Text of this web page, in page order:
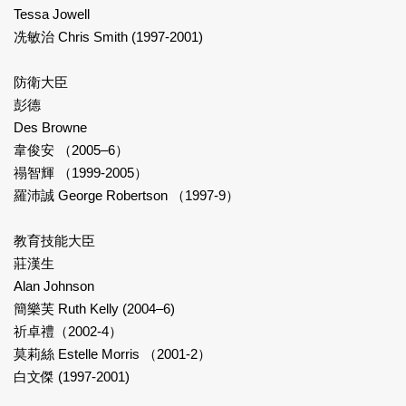
Tessa Jowell
冼敏治 Chris Smith (1997-2001)
防衛大臣
彭德
Des Browne
韋俊安 （2005–6）
禢智輝 （1999-2005）
羅沛誠 George Robertson （1997-9）
教育技能大臣
莊漢生
Alan Johnson
簡樂芙 Ruth Kelly (2004–6)
祈卓禮（2002-4）
莫莉絲 Estelle Morris （2001-2）
白文傑 (1997-2001)